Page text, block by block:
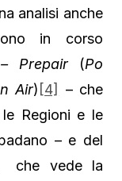
analisi anche
in corso
Prepair(Po
Air) [4]
– che
Regioni e le
– e del
che vede la